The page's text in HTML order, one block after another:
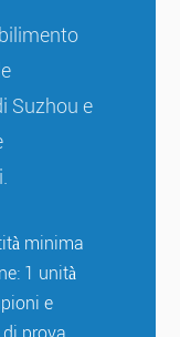
Suzhou e
minima
1 unità
e